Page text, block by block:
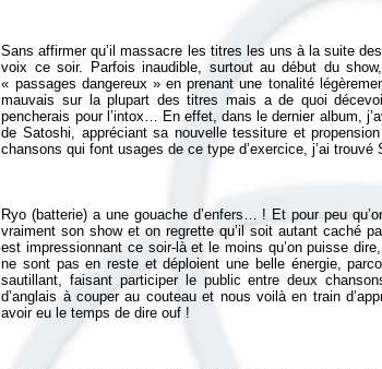
Sans affirmer qu’il massacre les titres les uns à la suite
voix ce soir. Parfois inaudible, surtout au début du
« passages dangereux » en prenant une tonalité
mauvais sur la plupart des titres mais a de quoi
pencherais pour l’intox… En effet, dans le dernier album,
de Satoshi, appréciant sa nouvelle tessiture et
chansons qui font usages de ce type d’exercice, j’ai
Ryo (batterie) a une gouache d’enfers… ! Et pour peu
vraiment son show et on regrette qu’il soit autant caché
est impressionnant ce soir-là et le moins qu’on puisse
ne sont pas en reste et déploient une belle énergie,
sautillant, faisant participer le public entre deux
d’anglais à couper au couteau et nous voilà en train
avoir eu le temps de dire ouf !